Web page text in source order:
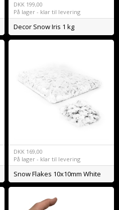
DKK 199,00
På lager - klar til levering
Decor Snow Iris 1 kg
DKK 169,00
På lager - klar til levering
Snow Flakes 10x10mm White